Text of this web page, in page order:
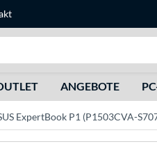
ANGEBOTE
ExpertBook P1 (P1503CVA-